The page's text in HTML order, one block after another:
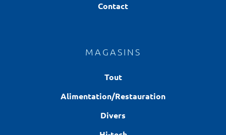
Contact
MAGASINS
Tout
Alimentation/Restauration
Divers